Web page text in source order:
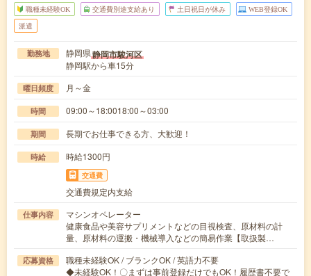
職種未経験OK 交通費別途支給あり 土日祝日が休み WEB登録OK
派遣
勤務地 静岡県静岡市駿河区
静岡駅から車15分
曜日頻度 月～金
時間 09:00～18:0018:00～03:00
期間 長期でお仕事できる方、大歓迎！
時給 時給1300円
交通費
交通費規定内支給
仕事内容
マシンオペレーター
健康食品や美容サプリメントなどの目視検査、原材料の計
量、原材料の運搬・機械導入などの簡易作業【取扱製…
応募資格
職種未経験OK / ブランクOK / 英語力不要
◆未経験OK！〇まずは事前登録だけでもOK！履歴書不要で